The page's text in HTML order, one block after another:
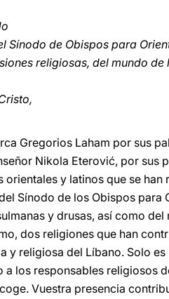
Sínodo de Obispos para
religiosas, del mundo de
Gregorios Laham por sus
Nikola Eterović, por sus
y latinos que se han
Sínodo de los Obispos
y drusas, así como
dos religiones que han
y religiosa del Líbano. Solo
a los responsables religiosos
Vuestra presencia